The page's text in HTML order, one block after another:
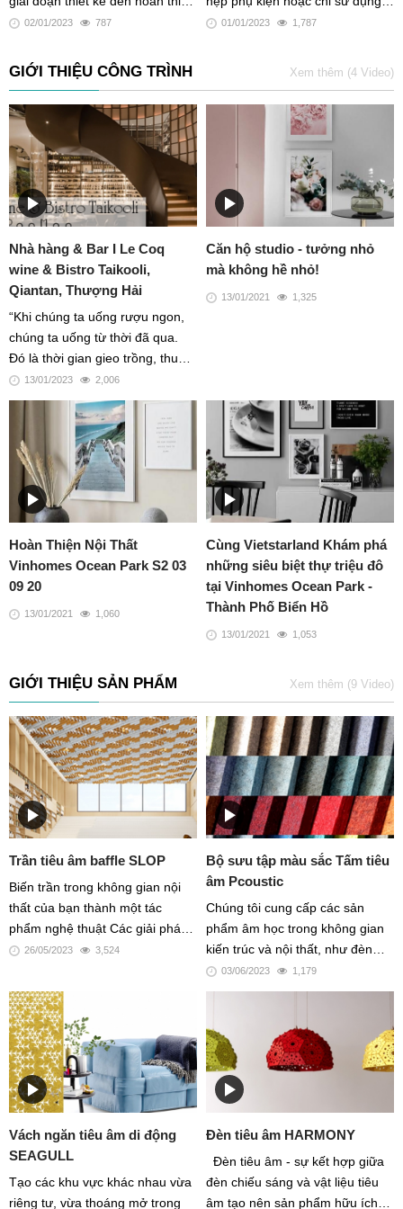
và vận hành, công trình xanh đã
đa dạng về các mặt môi trường,
kinh tế và xã hội
02/01/2023 787
phần, nhằm vào các dự án có
không cần độ bền lâu dài.
01/01/2023 1,787
GIỚI THIỆU CÔNG TRÌNH Xem thêm (4 Video)
Nhà hàng & Bar I Le Coq
wine & Bistro Taikooli,
Qiantan, Thượng Hải
“Khi chúng ta uống rượu ngon,
chúng ta uống từ thời đã qua.
Đó là thời gian gieo trồng, thu
hoạch và lên men.” RooMoo
design studio
13/01/2023 2,006
Căn hộ studio - tưởng nhỏ
mà không hề nhỏ!
13/01/2021 1,325
Hoàn Thiện Nội Thất
Vinhomes Ocean Park S2 03
09 20
13/01/2021 1,060
Cùng Vietstarland Khám phá
những siêu biệt thự triệu đô
tại Vinhomes Ocean Park -
Thành Phố Biển Hồ
13/01/2021 1,053
GIỚI THIỆU SẢN PHẨM Xem thêm (9 Video)
Trần tiêu âm baffle SLOP
Biến trần trong không gian nội
thất của bạn thành một tác
phẩm nghệ thuật Các giải pháp
tiêu âm tiêu chuẩn và riêng biệt
qua những thách thức về âm
thanh một cách sáng tạo, hiệu
quả, cuối cùng là cải thiện sự
thoải mái về âm thanh và mang
lại hạnh phúc cho tất cả người
sử dụng bên dưới nó
26/05/2023 3,524
Bộ sưu tập màu sắc Tấm tiêu
âm Pcoustic
Chúng tôi cung cấp các sản
phẩm âm học trong không gian
kiến trúc và nội thất, như đèn
tiêu âm, trần tiêu âm, tường tiêu
âm và các sản phẩm decor trang
được xếp vào loại thân thiện môi
trường Bên cạnh bộ sưu tập
màu sắc lên đến hơn 150 màu,
chúng tôi còn cung cấp tấm với
nhiều kích thước đa dạng khác
nhau được sản xuất từ nhiều
nhà máy uy tín trên thế giới, với
khổ tấm 1200x2400mm hoặc
1200x2800mm, độ dày từ 9mm,
03/06/2023 1,179
Vách ngăn tiêu âm di động
SEAGULL
Tạo các khu vực khác nhau vừa
riêng tư, vừa thoáng mở trong
Đèn tiêu âm HARMONY
đèn chiếu sáng và vật liệu tiêu
âm tạo nên sản phẩm hữu ích